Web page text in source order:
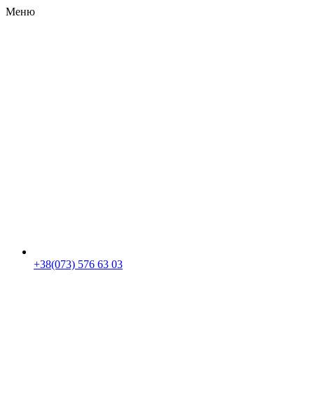
Меню
+38(073) 576 63 03